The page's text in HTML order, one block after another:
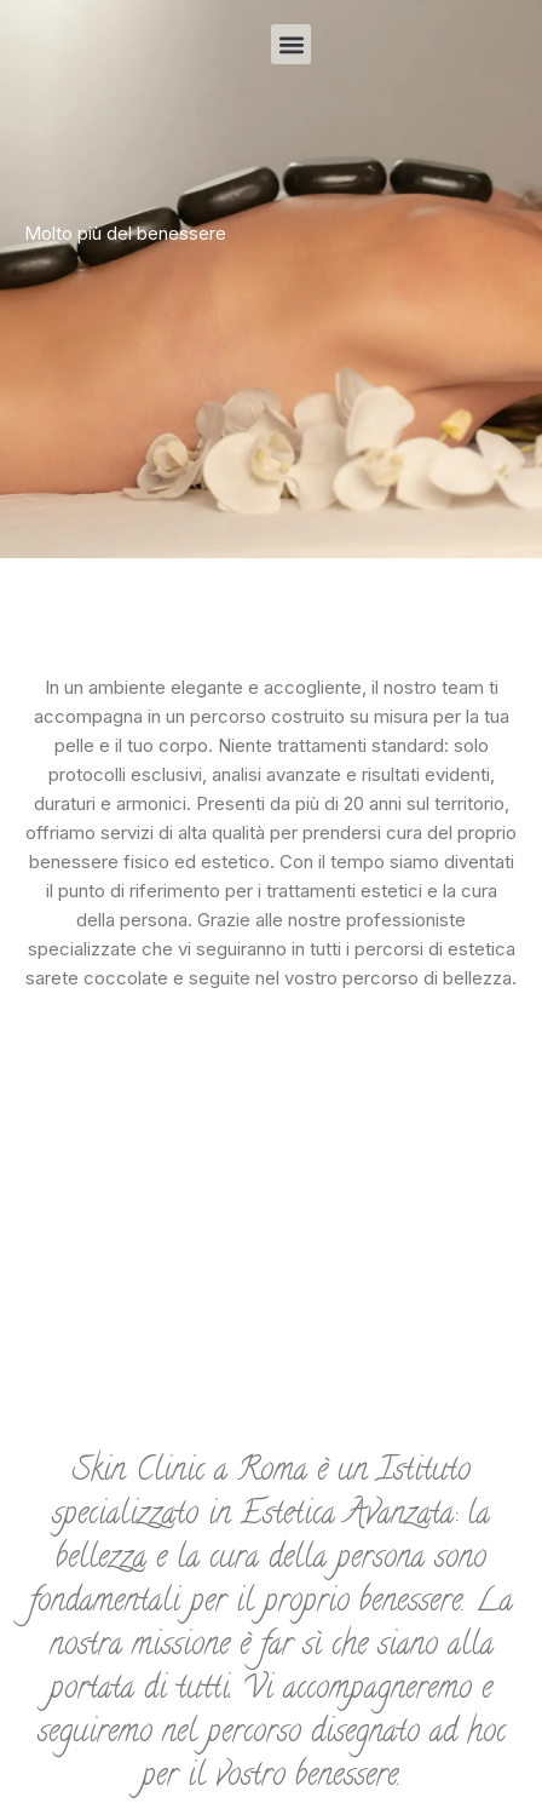
Molto più del benessere
In un ambiente elegante e accogliente, il nostro team ti
accompagna in un percorso costruito su misura per la tua
pelle e il tuo corpo. Niente trattamenti standard: solo
protocolli esclusivi, analisi avanzate e risultati evidenti,
duraturi e armonici. Presenti da più di 20 anni sul territorio,
offriamo servizi di alta qualità per prendersi cura del proprio
benessere fisico ed estetico. Con il tempo siamo diventati
il punto di riferimento per i trattamenti estetici e la cura
della persona. Grazie alle nostre professioniste
specializzate che vi seguiranno in tutti i percorsi di estetica
sarete coccolate e seguite nel vostro percorso di bellezza.
Skin Clinic a Romaè un Istituto
specializzato in Estetica Avanzata: la
bellezza e la cura della persona sono
fondamentali per il proprio benessere. La
nostra missione è far sì che siano alla
portata di tutti. Vi accompagneremo e
seguiremo nel percorso disegnato ad hoc
per il vostro benessere.